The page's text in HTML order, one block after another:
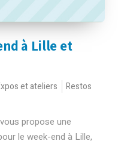
à Lille et
et ateliers
Restos
propose une
le week-end à Lille,